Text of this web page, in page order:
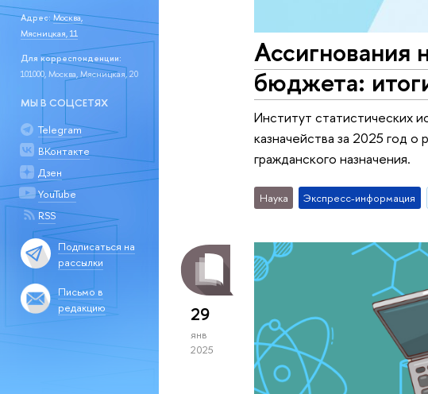
Адрес: Москва,
Мясницкая, 11
Для корреспонденции:
101000, Москва, Мясницкая, 20
МЫ В СОЦСЕТЯХ
Telegram
ВКонтакте
Дзен
YouTube
RSS
Подписаться на
рассылки
Письмо в
редакцию
Ассигнования
бюджета:
Институт статистических
казначейства за 2025 год
гражданского назначения.
Наука Экспресс-информация
29
янв
2025